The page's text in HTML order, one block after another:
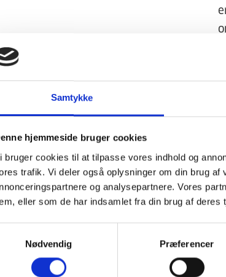
Samtykke
hjemmeside bruger cookies
bruger cookies til at tilpasse vores indhold og
trafik. Vi deler også oplysninger om din brug
og analysepartnere. Vores
eller som de har indsamlet fra din brug af deres
Nødvendig
Præferencer